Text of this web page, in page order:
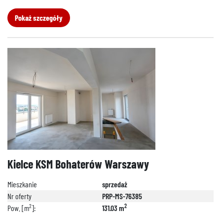
Pokaż szczegóły
Kielce KSM Bohaterów Warszawy
Mieszkanie
sprzedaż
Nr oferty
PRP-MS-76385
Pow. [m2]: 131.03 m2